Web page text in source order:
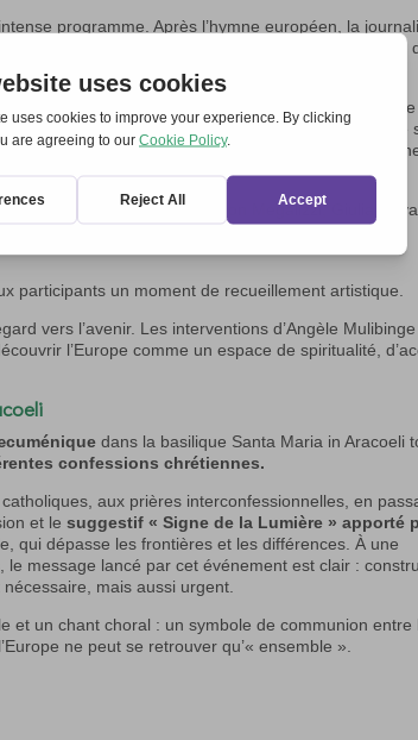
programme. Après l’hymne européen, la
, né du désir de conjuguer l’identité européenne avec
Aujourd’hui, Prophétie
Au cours de la première
Maria Pia Di Nonno ont offert un regard lucide
à David Maria Sassoli,figure emblématique
l’ambassadrice de la Fondation Megalizzi, Giulia
des jeunes et la communication
participants un moment de recueillement artistique.
vers l’avenir. Les interventions d’Angèle Mulibinge
l’Europe comme un espace de spiritualité,
dans la basilique Santa Maria in Aracoeli
confessions chrétiennes.
aux prières interconfessionnelles, en
et lesuggestif « Signe de la Lumière » apporté
qui dépasse les frontières et les différences. À une
message lancé par cet événement est clair :
mais aussi urgent.
et un chant choral : un symbole de communion entre
ne peut se retrouver qu’« ensemble ».